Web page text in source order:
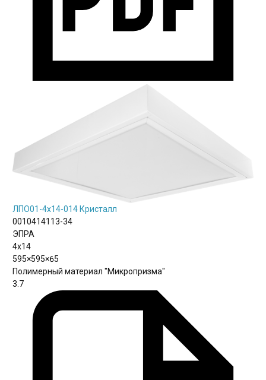
ЛПО01-4х14-014 Кристалл
0010414113-34
ЭПРА
4х14
595×595×65
Полимерный материал "Микропризма"
3.7